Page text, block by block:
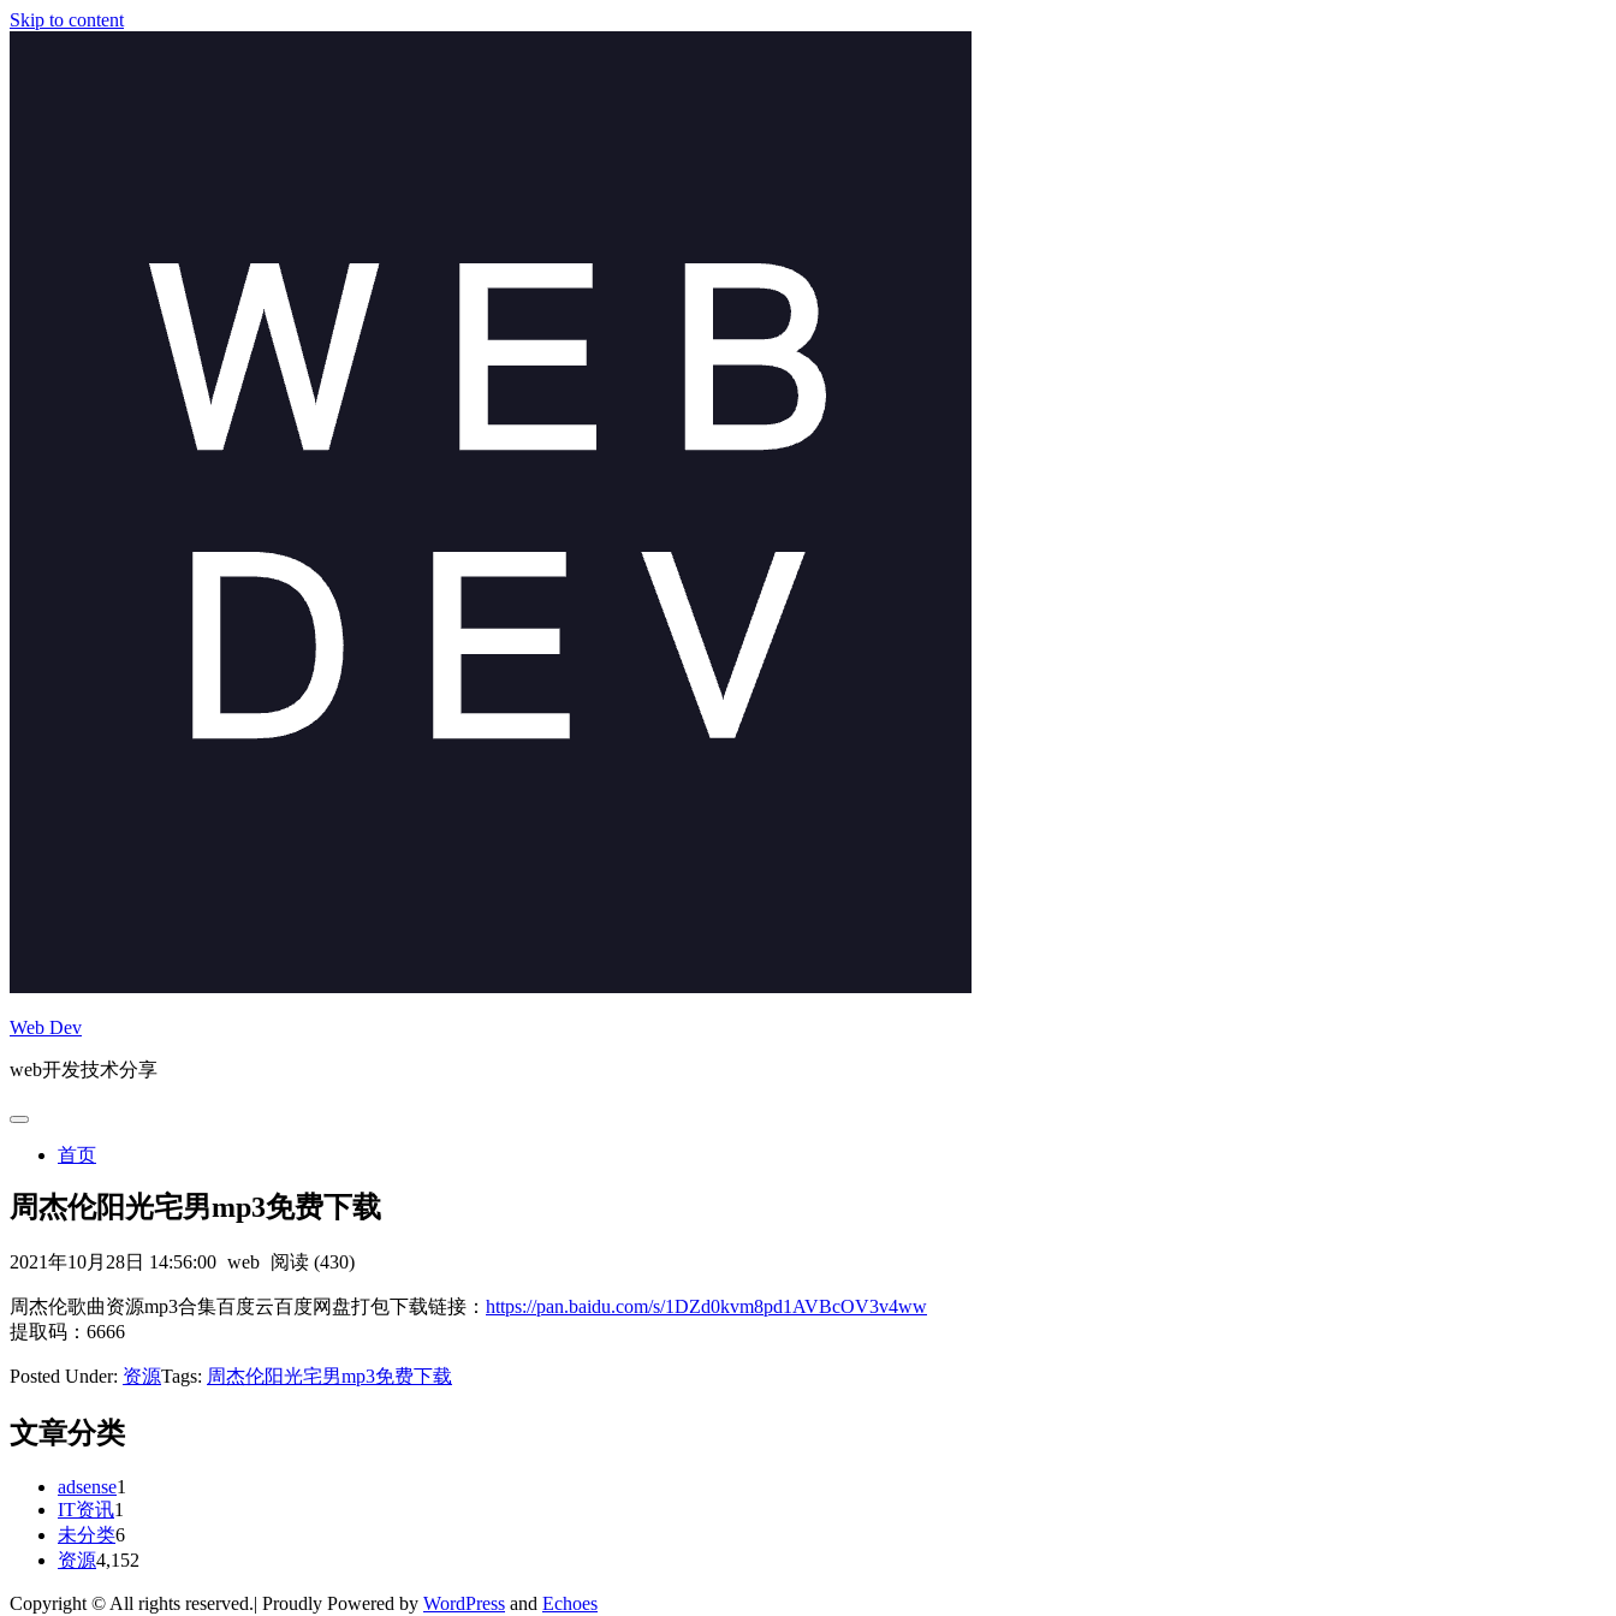
Skip to content
Web Dev
web开发技术分享
首页
周杰伦阳光宅男mp3免费下载
2021年10月28日 14:56:00 web 阅读 (430)
周杰伦歌曲资源mp3合集百度云百度网盘打包下载链接： https://pan.baidu.com/s/1DZd0kvm8pd1AVBcOV3v4ww
提取码：6666
Posted Under: 资源Tags: 周杰伦阳光宅男mp3免费下载
文章分类
adsense1
IT资讯1
未分类6
资源4,152
Copyright © All rights reserved.| Proudly Powered by WordPress and Echoes